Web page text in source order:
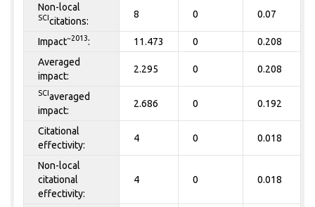
Non-local
SCI citations:
8 0 0.07
Impact~2013: 11.473 0 0.208
Averaged
impact:
2.295 0 0.208
SCI averaged
impact:
2.686 0 0.192
Citational
effectivity:
4 0 0.018
Non-local
citational
effectivity:
4 0 0.018